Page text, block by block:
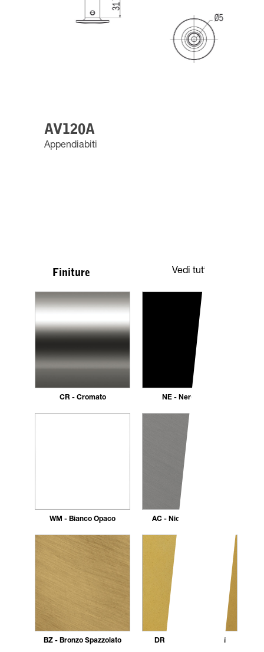
AV120A
Appendiabiti
Finiture Vedi tutte
CR - Cromato NE - Nero opaco
WM - Bianco Opaco AC - Nickel Spazzolato
BZ - Bronzo Spazzolato DR - Dorato 24 carati